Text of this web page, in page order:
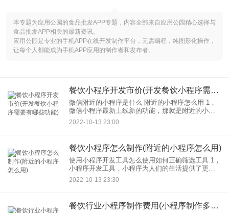
本专题为应用公园的食品批发APP专题，内容全部来自应用公园精心选择与
食品批发APP相关的最新资讯。
应用公园是专业的手机APP在线开发制作平台，无需编程，纯图形化操作，
让每个人都能成为手机APP应用的制作者和发布者。
餐饮小程序开发市价(开发餐饮小程序需要有哪些功能)
微信附近的小程序是什么 附近的小程序怎么用 1，
微信小程序最新上线新的功能，那就是附近的小程
序，朋友们可以通过这个查一下附近的功能小程
序。 2.小程序附近有什么微信？附近小程序新增餐
2022-10-13 23:00
餐饮小程序怎么制作(附近的小程序怎么用)
使用小程序开发工具怎么使用如何正确筛选工具 1，
小程序开发工具，小程序为人们的生活提供了更多
的便利，使人们的生活更加轻松愉快，这也使人们
更喜欢使用小程序，以满足自己的要求，人们可以
2022-10-13 23:30
餐饮行业小程序制作费用(小程序制作多少钱小程序制作价格表)